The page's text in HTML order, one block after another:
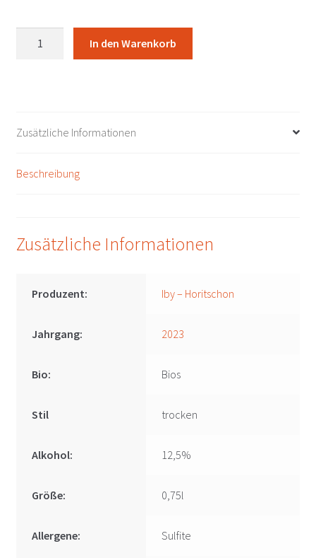
Menge
In den Warenkorb
Zusätzliche Informationen
Beschreibung
Zusätzliche Informationen
Produzent: Iby – Horitschon
Jahrgang: 2023
Bio: Bios
Stil trocken
Alkohol: 12,5%
Größe: 0,75l
Allergene: Sulfite